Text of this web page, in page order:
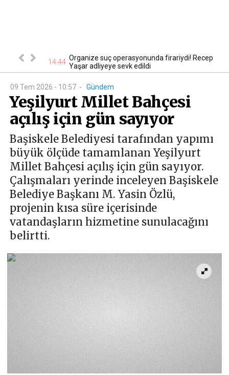
14:44 Organize suç operasyonunda firariydi! Recep
Yaşar adliyeye sevk edildi
09 Tem 2026 - 10:57 - Gündem
Yeşilyurt Millet Bahçesi
açılış için gün sayıyor
Başiskele Belediyesi tarafından yapımı
büyük ölçüde tamamlanan Yeşilyurt
Millet Bahçesi açılış için gün sayıyor.
Çalışmaları yerinde inceleyen Başiskele
Belediye Başkanı M. Yasin Özlü,
projenin kısa süre içerisinde
vatandaşların hizmetine sunulacağını
belirtti.